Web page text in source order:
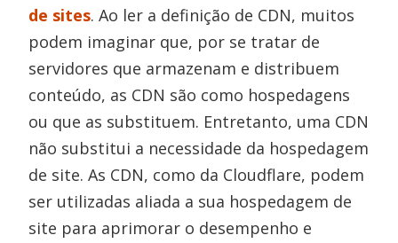
de sites. Ao ler a definição de CDN, muitos
podem imaginar que, por se tratar de
servidores que armazenam e distribuem
conteúdo, as CDN são como hospedagens
ou que as substituem. Entretanto, uma CDN
não substitui a necessidade da hospedagem
de site. As CDN, como da Cloudflare, podem
ser utilizadas aliada a sua hospedagem de
site para aprimorar o desempenho e